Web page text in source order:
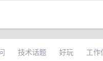
技术话题 好玩 工作